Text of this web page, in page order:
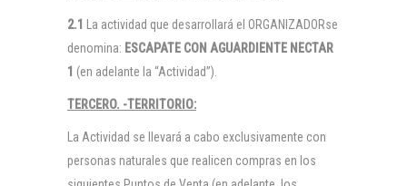
2.1
La actividad que desarrollará el ORGANIZADORse
denomina: ESCAPATE CON AGUARDIENTE NECTAR
1 (en adelante la “Actividad”).
TERCERO. -TERRITORIO:
La Actividad se llevará a cabo exclusivamente con
personas naturales que realicen compras en los